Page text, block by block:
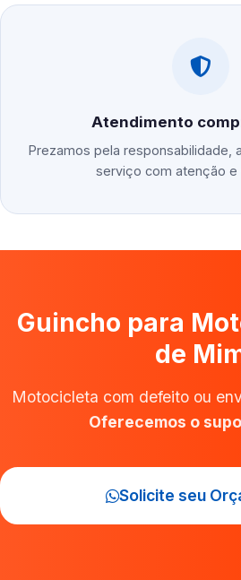
Atendimento
Prezamos pela responsabilidade,
serviço com atenção e
Guincho para
de
Motocicleta com defeito ou
Oferecemos o
Solicite seu